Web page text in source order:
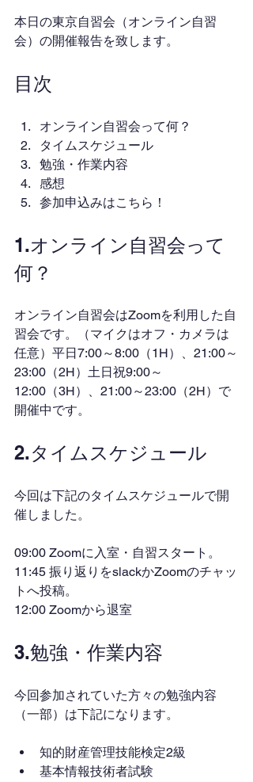
本日の東京自習会（オンライン自習
会）の開催報告を致します。
目次
オンライン自習会って何？
タイムスケジュール
勉強・作業内容
感想
参加申込みはこちら！
1.オンライン自習会って
何？
オンライン自習会はZoomを利用した自
習会です。（マイクはオフ・カメラは
任意）平日7:00～8:00（1H）、21:00～
23:00（2H）土日祝9:00～
12:00（3H）、21:00～23:00（2H）で
開催中です。
2.タイムスケジュール
今回は下記のタイムスケジュールで開
催しました。
09:00 Zoomに入室・自習スタート。
11:45 振り返りをslackかZoomのチャッ
トへ投稿。
12:00 Zoomから退室
3.勉強・作業内容
今回参加されていた方々の勉強内容
（一部）は下記になります。
知的財産管理技能検定2級
基本情報技術者試験